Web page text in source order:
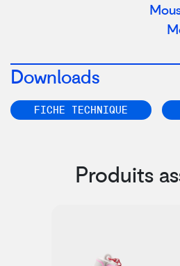
Downloads
FICHE TECHNIQUE
Produits